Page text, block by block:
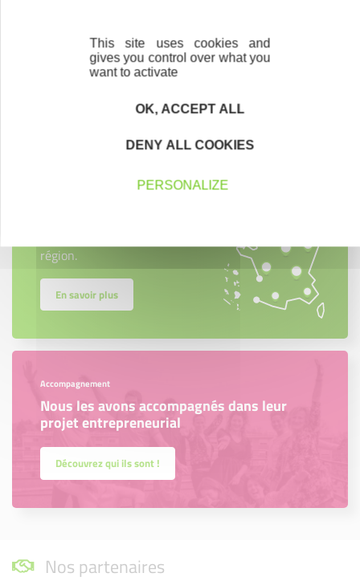
région.
En savoir plus
Accompagnement
Nous les avons accompagnés dans leur
projet entrepreneurial
Découvrez qui ils sont !
Nos partenaires
This site uses cookies and
gives you control over what you
want to activate
OK, ACCEPT ALL
DENY ALL COOKIES
PERSONALIZE